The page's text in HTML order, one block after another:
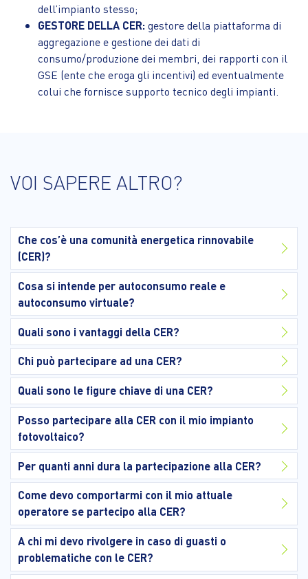
dell’impianto stesso;
GESTORE DELLA CER: gestore della piattaforma di
aggregazione e gestione dei dati di
consumo/produzione dei membri, dei rapporti con il
GSE (ente che eroga gli incentivi) ed eventualmente
colui che fornisce supporto tecnico degli impianti.
VOI SAPERE ALTRO?
Che cos’è una comunità energetica rinnovabile
(CER)?
Cosa si intende per autoconsumo reale e
autoconsumo virtuale?
Quali sono i vantaggi della CER?
Chi può partecipare ad una CER?
Quali sono le figure chiave di una CER?
Posso partecipare alla CER con il mio impianto
fotovoltaico?
Per quanti anni dura la partecipazione alla CER?
Come devo comportarmi con il mio attuale
operatore se partecipo alla CER?
A chi mi devo rivolgere in caso di guasti o
problematiche con le CER?